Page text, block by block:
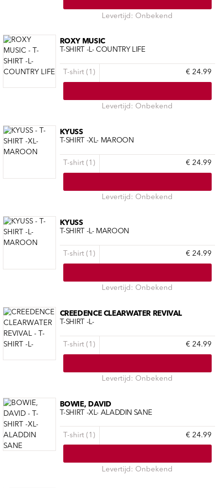
Levertijd: Onbekend
ROXY MUSIC
T-SHIRT -L- COUNTRY LIFE
T-shirt (1) € 24.99
Levertijd: Onbekend
KYUSS
T-SHIRT -XL- MAROON
T-shirt (1) € 24.99
Levertijd: Onbekend
KYUSS
T-SHIRT -L- MAROON
T-shirt (1) € 24.99
Levertijd: Onbekend
CREEDENCE CLEARWATER REVIVAL
T-SHIRT -L-
T-shirt (1) € 24.99
Levertijd: Onbekend
BOWIE, DAVID
T-SHIRT -XL- ALADDIN SANE
T-shirt (1) € 24.99
Levertijd: Onbekend